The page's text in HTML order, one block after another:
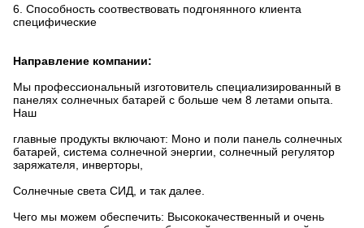
6. Способность соотвествовать подгонянного клиента
специфические
Направление компании:
Мы профессиональный изготовитель специализированный в
панелях солнечных батарей с больше чем 8 летами опыта.
Наш
главные продукты включают: Моно и поли панель солнечных
батарей, система солнечной энергии, солнечный регулятор
заряжателя, инверторы,
Солнечные света СИД, и так далее.
Чего мы можем обеспечить: Высококачественный и очень